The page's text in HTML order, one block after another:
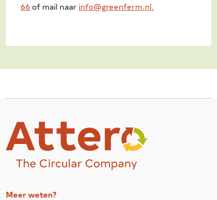
66 of mail naar info@greenferm.nl.
Meer weten?